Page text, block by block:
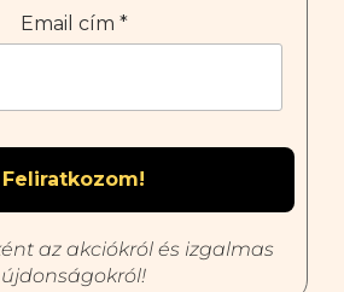
Email cím *
az akciókról és izgalmas
újdonságokról!